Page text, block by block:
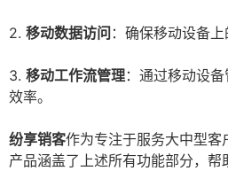
2. 移动数据访问 ：确保移动设备上
3. 移动工作流管理：通过移动设
效率。
纷享销客作为专注于服务大中型
产品涵盖了上述所有功能部分，